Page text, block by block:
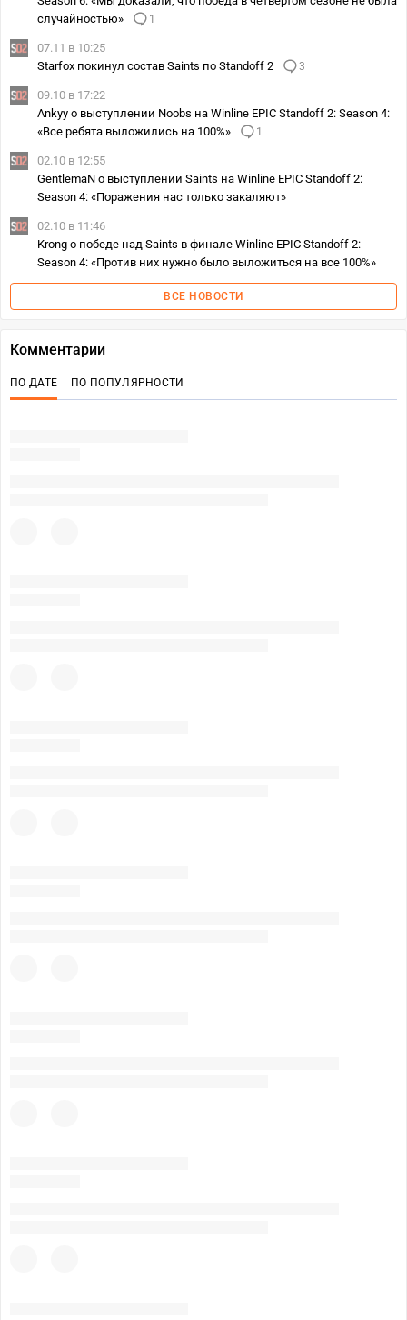
случайностью»
1
07.11 в 10:25
Starfox покинул состав Saints по Standoff 2
3
09.10 в 17:22
Ankyy о выступлении Noobs на Winline EPIC Standoff 2: Season 4:
«Все ребята выложились на 100%»
1
02.10 в 12:55
GentlemaN о выступлении Saints на Winline EPIC Standoff 2:
Season 4: «Поражения нас только закаляют»
02.10 в 11:46
Krong о победе над Saints в финале Winline EPIC Standoff 2:
Season 4: «Против них нужно было выложиться на все 100%»
ВСЕ НОВОСТИ
Комментарии
ПО ДАТЕ ПО ПОПУЛЯРНОСТИ